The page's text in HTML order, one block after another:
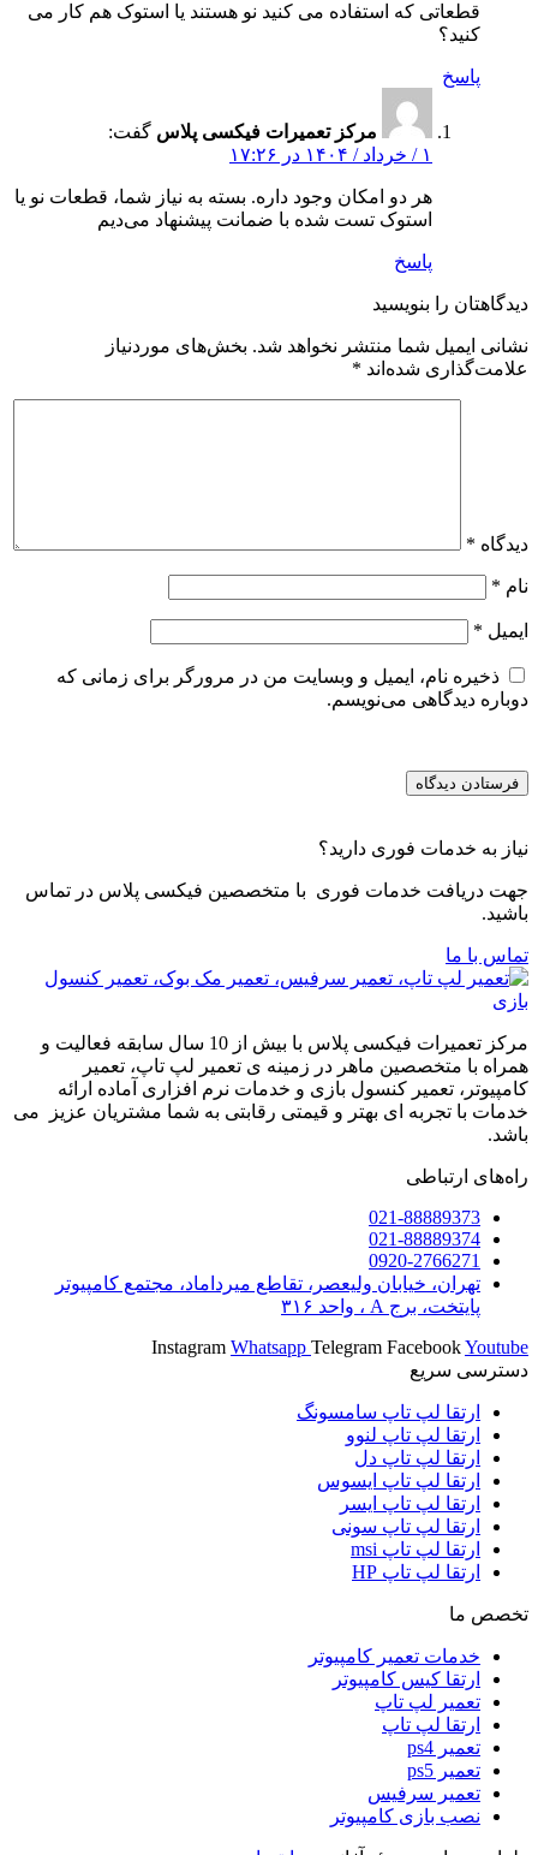
قطعاتی که استفاده می‌ کنید نو هستند یا استوک هم کار می‌
کنید؟
پاسخ
مرکز تعمیرات فیکسی پلاس گفت:
۱ / خرداد / ۱۴۰۴ در ۱۷:۲۶
هر دو امکان وجود داره. بسته به نیاز شما، قطعات نو یا
استوک تست‌ شده با ضمانت پیشنهاد می‌دیم
پاسخ
دیدگاهتان را بنویسید
نشانی ایمیل شما منتشر نخواهد شد. بخش‌های موردنیاز
علامت‌گذاری شده‌اند *
دیدگاه *
نام *
ایمیل *
ذخیره نام، ایمیل و وبسایت من در مرورگر برای زمانی که
دوباره دیدگاهی می‌نویسم.
نیاز به خدمات فوری دارید؟
جهت دریافت خدمات فوری با متخصصین فیکسی پلاس در تماس
باشید.
تماس با ما
مرکز تعمیرات فیکسی پلاس با بیش از 10 سال سابقه فعالیت و
همراه با متخصصین ماهر در زمینه ی تعمیر لپ تاپ، تعمیر
کامپیوتر، تعمیر کنسول بازی و خدمات نرم افزاری آماده ارائه
خدمات با تجربه ای بهتر و قیمتی رقابتی به شما مشتریان عزیز می
باشد.
راه‌های ارتباطی
021-88889373
021-88889374
0920-2766271
تهران، خیابان ولیعصر، تقاطع میرداماد، مجتمع کامپیوتر
پایتخت، برج A ، واحد ۳۱۶
Instagram Whatsapp Telegram FacebookYoutube
دسترسی سریع
ارتقا لپ تاپ سامسونگ
ارتقا لپ تاپ لنوو
ارتقا لپ تاپ دل
ارتقا لپ تاپ ایسوس
ارتقا لپ تاپ ایسر
ارتقا لپ تاپ سونی
ارتقا لپ تاپ msi
ارتقا لپ تاپ HP
تخصص ما
خدمات تعمیر کامپیوتر
ارتقا کیس کامپیوتر
تعمیر لپ تاپ
ارتقا لپ تاپ
تعمیر ps4
تعمیر ps5
تعمیر سرفیس
نصب بازی کامپیوتر